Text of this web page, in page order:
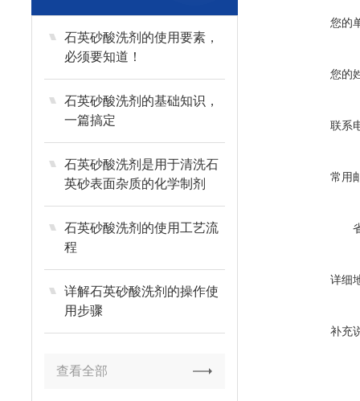
石英砂酸洗剂的使用要素，
必须要知道！
石英砂酸洗剂的基础知识，
一篇搞定
石英砂酸洗剂是用于清洗石
英砂表面杂质的化学制剂
石英砂酸洗剂的使用工艺流
程
详解石英砂酸洗剂的操作使
用步骤
查看全部
您的
您的
联系
常用
详细
补充